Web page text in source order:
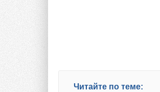
Читайте по теме: